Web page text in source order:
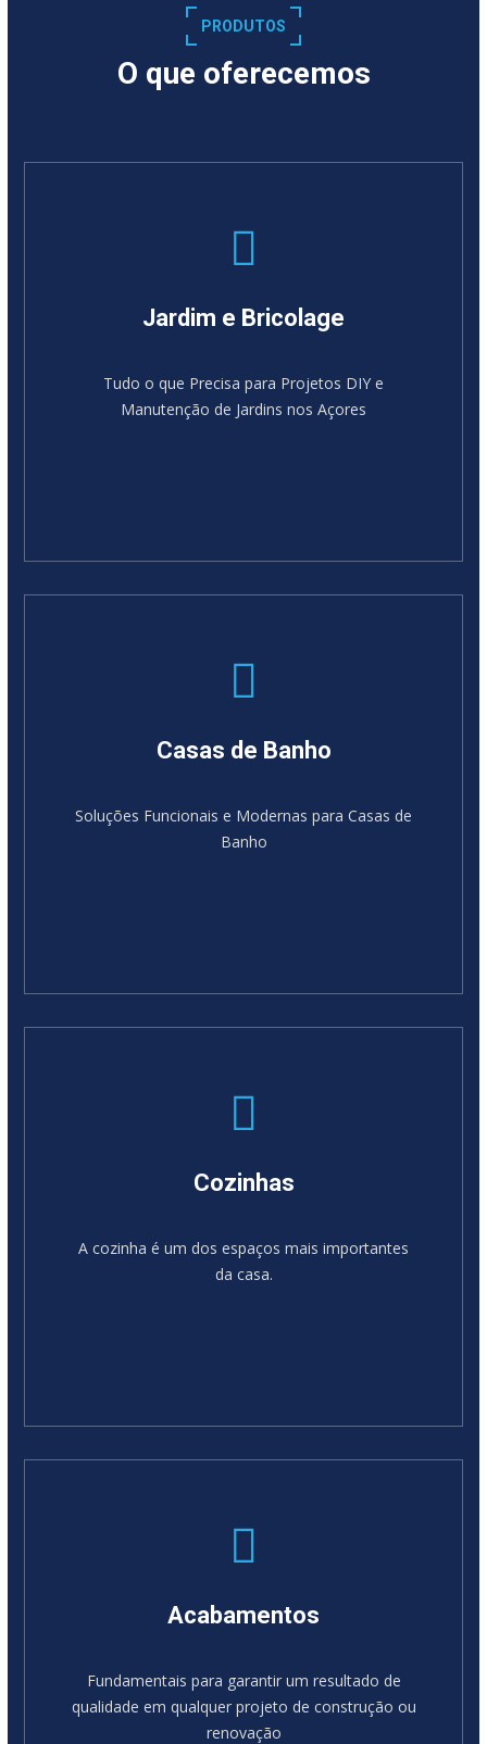
PRODUTOS
O que oferecemos
Jardim e Bricolage
Tudo o que Precisa para Projetos DIY e
Manutenção de Jardins nos Açores
Casas de Banho
Soluções Funcionais e Modernas para Casas de
Banho
Cozinhas
A cozinha é um dos espaços mais importantes
da casa.
Acabamentos
Fundamentais para garantir um resultado de
qualidade em qualquer projeto de construção ou
renovação
SABER MAIS